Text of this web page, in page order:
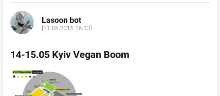
Lasoon bot
[11.05.2016 16:13]
14-15.05 Kyiv Vegan Boom